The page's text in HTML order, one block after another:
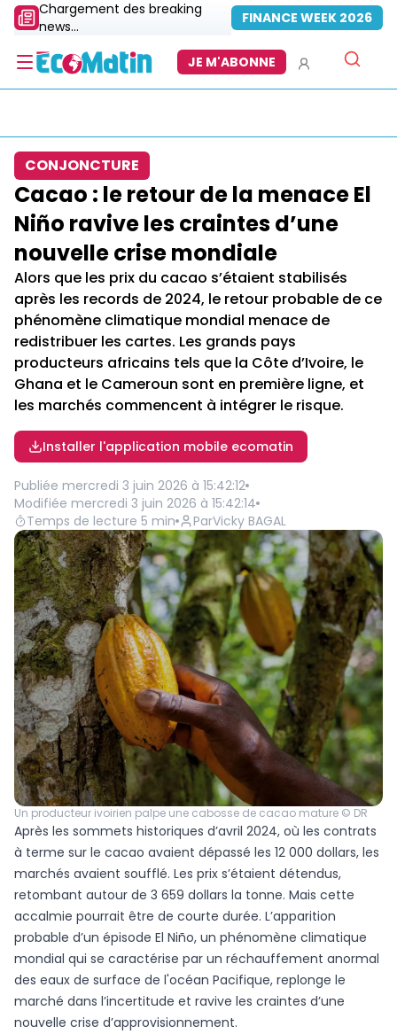
Chargement des breaking
news...
FINANCE WEEK 2026
JE M'ABONNE
CONJONCTURE
Cacao : le retour de la menace El
Niño ravive les craintes d’une
nouvelle crise mondiale
Alors que les prix du cacao s’étaient stabilisés
après les records de 2024, le retour probable de ce
phénomène climatique mondial menace de
redistribuer les cartes. Les grands pays
producteurs africains tels que la Côte d’Ivoire, le
Ghana et le Cameroun sont en première ligne, et
les marchés commencent à intégrer le risque.
Installer l'application mobile ecomatin
Publiée mercredi 3 juin 2026 à 15:42:12
Modifiée mercredi 3 juin 2026 à 15:42:14
Temps de lecture 5 min ParVicky BAGAL
Un producteur ivoirien palpe une cabosse de cacao mature © DR
Après les sommets historiques d’avril 2024, où les contrats
à terme sur le cacao avaient dépassé les 12 000 dollars, les
marchés avaient soufflé. Les prix s’étaient détendus,
retombant autour de 3 659 dollars la tonne. Mais cette
accalmie pourrait être de courte durée. L’apparition
probable d’un épisode El Niño, un phénomène climatique
mondial qui se caractérise par un réchauffement anormal
des eaux de surface de l'océan Pacifique, replonge le
marché dans l’incertitude et ravive les craintes d’une
nouvelle crise d’approvisionnement.